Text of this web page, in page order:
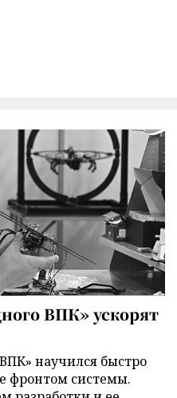
ВПК» ускорят
научился быстро
фронтом системы.